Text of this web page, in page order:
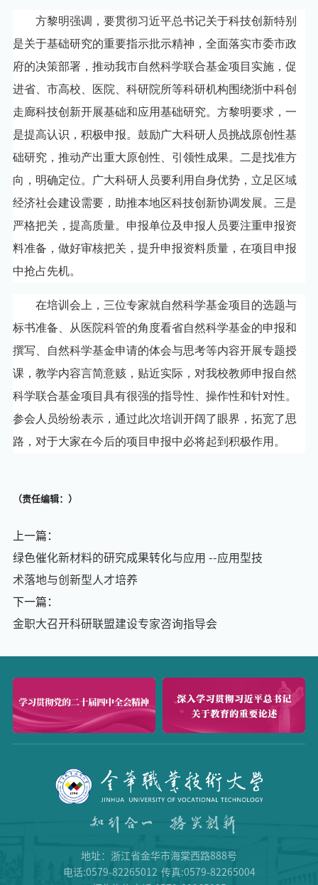
方黎明强调，要贯彻习近平总书记关于科技创新特别
是关于基础研究的重要指示批示精神，全面落实市委市政
府的决策部署，推动我市自然科学联合基金项目实施，促
进省、市高校、医院、科研院所等科研机构围绕浙中科创
走廊科技创新开展基础和应用基础研究。方黎明要求，一
是提高认识，积极申报。鼓励广大科研人员挑战原创性基
础研究，推动产出重大原创性、引领性成果。二是找准方
向，明确定位。广大科研人员要利用自身优势，立足区域
经济社会建设需要，助推本地区科技创新协调发展。三是
严格把关，提高质量。申报单位及申报人员要注重申报资
料准备，做好审核把关，提升申报资料质量，在项目申报
中抢占先机。
在培训会上，三位专家就自然科学基金项目的选题与
标书准备、从医院科管的角度看省自然科学基金的申报和
撰写、
自然科学基金申请的体会与思考等内容开展专题授
课，教学内容言简意赅，贴近实际，对我校教师申报自然
科学联合基金项目具有很强的指导性、操作性和针对性。
参会人员纷纷表示，通过此次培训开阔了眼界，拓宽了思
路，对于大家在今后的项目申报中必将起到积极作用。
（责任编辑：）
上一篇：
绿色催化新材料的研究成果转化与应用 --应用型技
术落地与创新型人才培养
下一篇：
金职大召开科研联盟建设专家咨询指导会
地址：浙江省金华市海棠西路888号
电话:0579-82265012 传真:0579-82265004